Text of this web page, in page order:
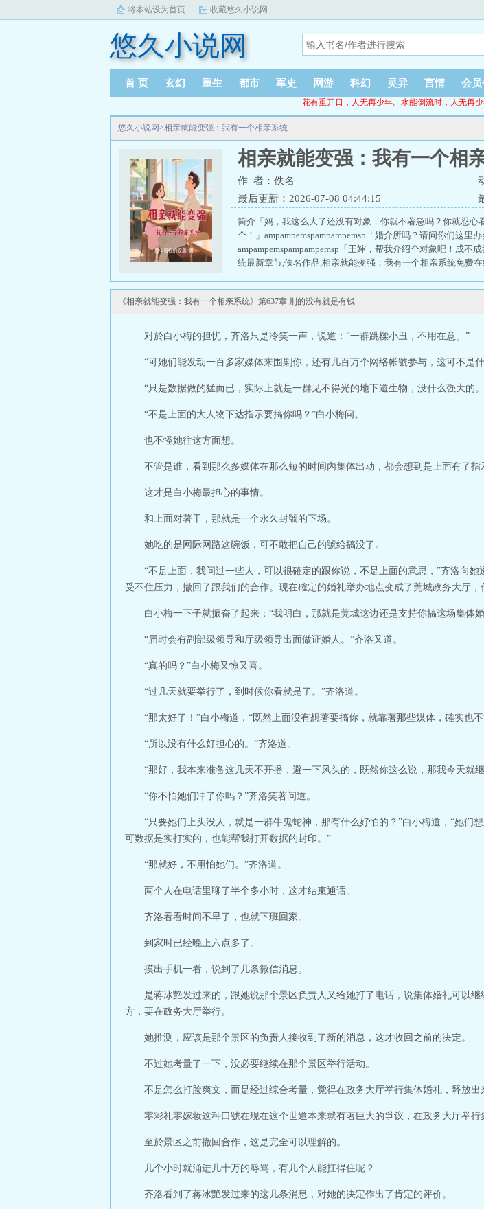
将本站设为首页 收藏悠久小说网
悠久小说网
首 页 玄幻 重生 都市 军史 网游 科幻 灵异 言情 会员
花有重开日，人无再少年。水能倒流时，人无再
悠久小说网>相亲就能变强：我有一个相亲系统
相亲就能变强：我有一个相
作 者：佚名
最后更新：2026-07-08 04:44:15
简介「妈，我这么大了还没有对象，你就不著急吗？你就忍
个！」ampampemspampampemsp「婚介所吗？请问你们这里
ampampemspampampemsp「王婶，帮我介绍个对象吧！成不
统最新章节,佚名作品,相亲就能变强：我有一个相亲系统免费
《相亲就能变强：我有一个相亲系统》第637章 別的没有就是有钱
对於白小梅的担忧，齐洛只是冷笑一声，说道：“一群跳樑小丑，不用在意。”
“可她们能发动一百多家媒体来围剿你，还有几百万个网络帐號参与，这可不是
“只是数据做的猛而已，实际上就是一群见不得光的地下道生物，没什么强大的。
“不是上面的大人物下达指示要搞你吗？”白小梅问。
也不怪她往这方面想。
不管是谁，看到那么多媒体在那么短的时间內集体出动，都会想到是上面有了指
这才是白小梅最担心的事情。
和上面对著干，那就是一个永久封號的下场。
她吃的是网际网路这碗饭，可不敢把自己的號给搞没了。
“不是上面，我问过一些人，可以很確定的跟你说，不是上面的意思，”齐洛向
受不住压力，撤回了跟我们的合作。现在確定的婚礼举办地点变成了莞城政务大厅，
白小梅一下子就振奋了起来：“我明白，那就是莞城这边还是支持你搞这场集体
“届时会有副部级领导和厅级领导出面做证婚人。”齐洛又道。
“真的吗？”白小梅又惊又喜。
“过几天就要举行了，到时候你看就是了。”齐洛道。
“那太好了！”白小梅道，“既然上面没有想著要搞你，就靠著那些媒体，確实也
“所以没有什么好担心的。”齐洛道。
“那好，我本来准备这几天不开播，避一下风头的，既然你这么说，那我今天就继
“你不怕她们冲了你吗？”齐洛笑著问道。
“只要她们上头没人，就是一群牛鬼蛇神，那有什么好怕的？”白小梅道，“她们
可数据是实打实的，也能帮我打开数据的封印。”
“那就好，不用怕她们。”齐洛道。
两个人在电话里聊了半个多小时，这才结束通话。
齐洛看看时间不早了，也就下班回家。
到家时已经晚上六点多了。
摸出手机一看，说到了几条微信消息。
是蒋冰艷发过来的，跟她说那个景区负责人又给她打了电话，说集体婚礼可以
方，要在政务大厅举行。
她推测，应该是那个景区的负责人接收到了新的消息，这才收回之前的决定。
不过她考量了一下，没必要继续在那个景区举行活动。
不是怎么打脸爽文，而是经过综合考量，觉得在政务大厅举行集体婚礼，释放
零彩礼零嫁妆这种口號在现在这个世道本来就有著巨大的爭议，在政务大厅举
至於景区之前撤回合作，这是完全可以理解的。
几个小时就涌进几十万的辱骂，有几个人能扛得住呢？
齐洛看到了蒋冰艷发过来的这几条消息，对她的决定作出了肯定的评价。